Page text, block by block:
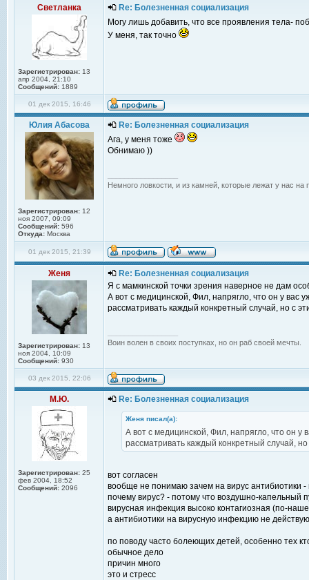
Светланка
Зарегистрирован: 13
апр 2004, 21:10
Сообщений: 1889
Re: Болезненная социализация
Могу лишь добавить, что все проявления тела-
У меня, так точно
01 дек 2015, 16:46
Юлия Абасова
Зарегистрирован: 12
ноя 2007, 09:09
Сообщений: 596
Откуда: Москва
Re: Болезненная социализация
Ага, у меня тоже
Обнимаю ))
Немного ловкости, и из камней, которые лежат у нас на
01 дек 2015, 21:39
Женя
Зарегистрирован: 13
ноя 2004, 10:09
Сообщений: 930
Re: Болезненная социализация
Я с мамкинской точки зрения наверное не дам
А вот с медицинской, Фил, напрягло, что он у вас
рассматривать каждый конкретный случай, но с
Воин волен в своих поступках, но он раб своей мечты.
03 дек 2015, 22:06
М.Ю.
Зарегистрирован: 25
фев 2004, 18:52
Сообщений: 2096
Re: Болезненная социализация
Женя писал(а):
А вот с медицинской, Фил, напрягло, что он у
рассматривать каждый конкретный случай,
вот согласен
вообще не понимаю зачем на вирус антибиотики -
почему вирус? - потому что воздушно-капельный
вирусная инфекция высоко контагиозная (по-
а антибиотики на вирусную инфекцию не
по поводу часто болеющих детей, особенно тех
обычное дело
причин много
это и стресс